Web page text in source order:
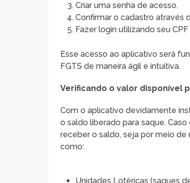
Criar uma senha de acesso.
Confirmar o cadastro através
Fazer login utilizando seu
Esse acesso ao aplicativo será
FGTS de maneira ágil e intuitiva.
Verificando o valor disponível
Com o aplicativo devidamente
o saldo liberado para saque.
receber o saldo, seja por meio de
como:
Unidades Lotéricas (saques